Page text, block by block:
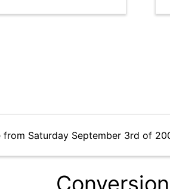
Saturday September 3rd of